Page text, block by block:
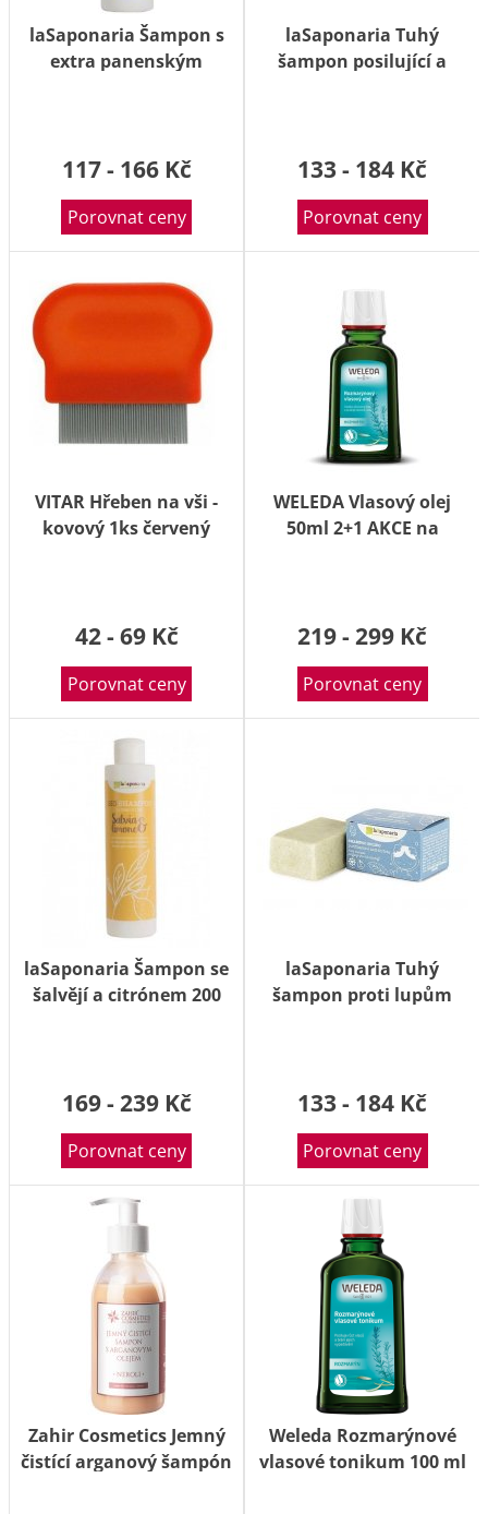
laSaponaria Šampon s
extra panenským
117 - 166 Kč
Porovnat ceny
laSaponaria Tuhý
šampon posilující a
133 - 184 Kč
Porovnat ceny
VITAR Hřeben na vši -
kovový 1ks červený
42 - 69 Kč
Porovnat ceny
WELEDA Vlasový olej
50ml 2+1 AKCE na
vyprodání zásob.
219 - 299 Kč
Porovnat ceny
laSaponaria Šampon se
šalvějí a citrónem 200
169 - 239 Kč
Porovnat ceny
laSaponaria Tuhý
šampon proti lupům
133 - 184 Kč
Porovnat ceny
Zahir Cosmetics Jemný
čistící arganový šampón
Weleda Rozmarýnové
vlasové tonikum 100 ml